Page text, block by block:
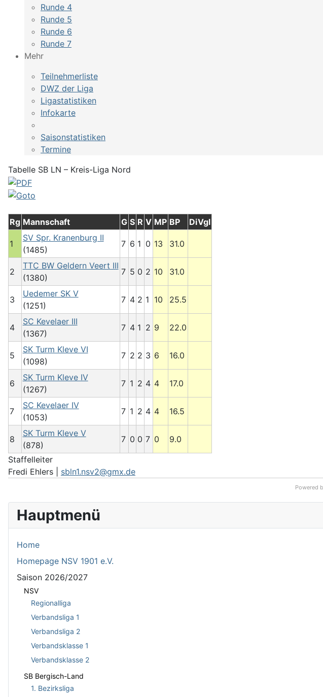
Runde 4
Runde 5
Runde 6
Runde 7
Mehr
Teilnehmerliste
DWZ der Liga
Ligastatistiken
Infokarte
Saisonstatistiken
Termine
Tabelle SB LN – Kreis-Liga Nord
Rg Mannschaft G S R V MP BP DiVgl
1
SV Spr. Kranenburg II
(1485)
7 6 1 0 13 31.0
2
TTC BW Geldern Veert III
(1380)
7 5 0 2 10 31.0
3
Uedemer SK V
(1251)
7 4 2 1 10 25.5
4
SC Kevelaer III
(1367)
7 4 1 2 9 22.0
5
SK Turm Kleve VI
(1098)
7 2 2 3 6 16.0
6
SK Turm Kleve IV
(1267)
7 1 2 4 4 17.0
7
SC Kevelaer IV
(1053)
7 1 2 4 4 16.5
8
SK Turm Kleve V
(878)
7 0 0 7 0
9.0
Staffelleiter
Fredi Ehlers | sbln1.nsv2@gmx.de
Powered
Hauptmenü
Home
Homepage NSV 1901 e.V.
Saison 2026/2027
NSV
Regionalliga
Verbandsliga 1
Verbandsliga 2
Verbandsklasse 1
Verbandsklasse 2
SB Bergisch-Land
1. Bezirksliga